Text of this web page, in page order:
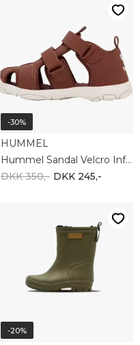
-30%
HUMMEL
Hummel Sandal Velcro Infant 217944-8073
DKK 350,- DKK 245,-
-20%